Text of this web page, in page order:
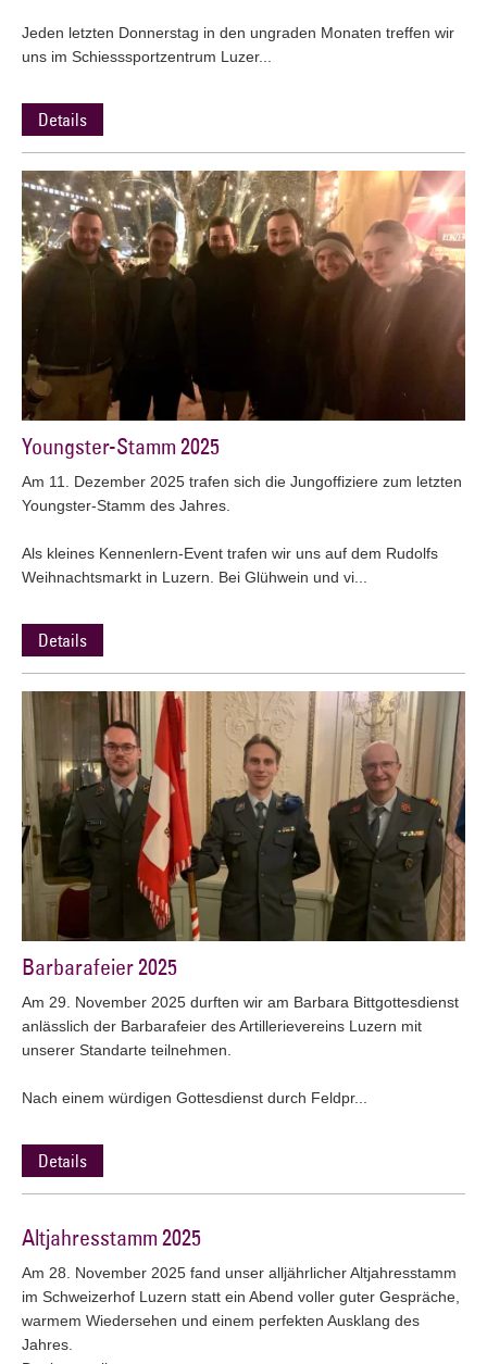
Jeden letzten Donnerstag in den ungraden Monaten treffen wir
uns im Schiesssportzentrum Luzer...
Details
Youngster-Stamm 2025
Am 11. Dezember 2025 trafen sich die Jungoffiziere zum letzten
Youngster-Stamm des Jahres.
Als kleines Kennenlern-Event trafen wir uns auf dem Rudolfs
Weihnachtsmarkt in Luzern. Bei Glühwein und vi...
Details
Barbarafeier 2025
Am 29. November 2025 durften wir am Barbara Bittgottesdienst
anlässlich der Barbarafeier des Artillerievereins Luzern mit
unserer Standarte teilnehmen.
Nach einem würdigen Gottesdienst durch Feldpr...
Details
Altjahresstamm 2025
Am 28. November 2025 fand unser alljährlicher Altjahresstamm
im Schweizerhof Luzern statt ein Abend voller guter Gespräche,
warmem Wiedersehen und einem perfekten Ausklang des
Jahres.